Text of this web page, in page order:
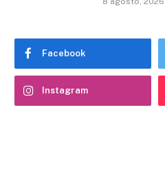
Facebook
Instagram